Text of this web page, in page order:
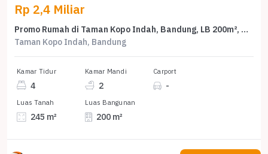
Rp 2,4 Miliar
Promo Rumah di Taman Kopo Indah, Bandung, LB 200m², Harga 2,4 Miliar
Taman Kopo Indah, Bandung
Kamar Tidur
4
Kamar Mandi
2
Carport
-
Luas Tanah
245 m²
Luas Bangunan
200 m²